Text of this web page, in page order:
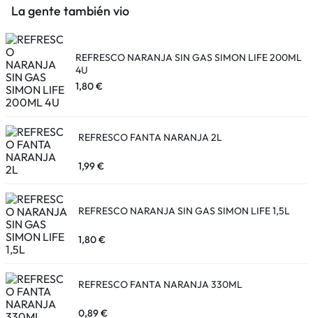
La gente también vio
REFRESCO NARANJA SIN GAS SIMON LIFE 200ML
4U
1,80€
REFRESCO FANTA NARANJA 2L
1,99€
REFRESCO NARANJA SIN GAS SIMON LIFE 1,5L
1,80€
REFRESCO FANTA NARANJA 330ML
0,89€